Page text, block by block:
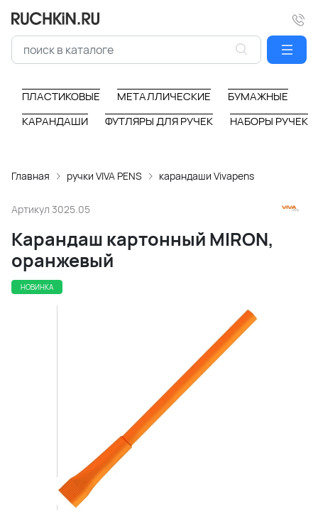
ПЛАСТИКОВЫЕ МЕТАЛЛИЧЕСКИЕ
БУМАЖНЫЕ
КАРАНДАШИ
ФУТЛЯРЫ ДЛЯ РУЧЕК НАБОРЫ РУЧЕК
Главная ручки VIVA PENS карандаши Vivapens
Артикул 3025.05
Карандаш картонный MIRON,
оранжевый
НОВИНКА